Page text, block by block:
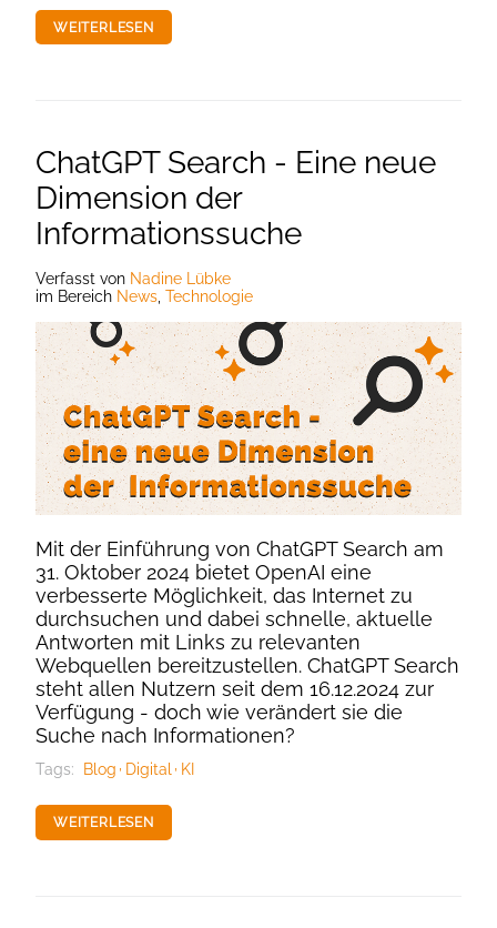
WEITERLESEN
ChatGPT Search - Eine neue
Dimension der
Informationssuche
Verfasst von Nadine Lübke
im Bereich News, Technologie
Mit der Einführung von ChatGPT Search am
31. Oktober 2024 bietet OpenAI eine
verbesserte Möglichkeit, das Internet zu
durchsuchen und dabei schnelle, aktuelle
Antworten mit Links zu relevanten
Webquellen bereitzustellen. ChatGPT Search
steht allen Nutzern seit dem 16.12.2024 zur
Verfügung - doch wie verändert sie die
Suche nach Informationen?
Tags: Blog Digital KI
WEITERLESEN